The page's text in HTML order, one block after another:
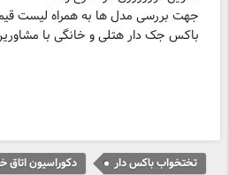
جهت بررسی مدل ها به همراه لیست
باکس جک دار هتلی و خانگی با
تختخواب باکس دار دکوراسیون اتاق